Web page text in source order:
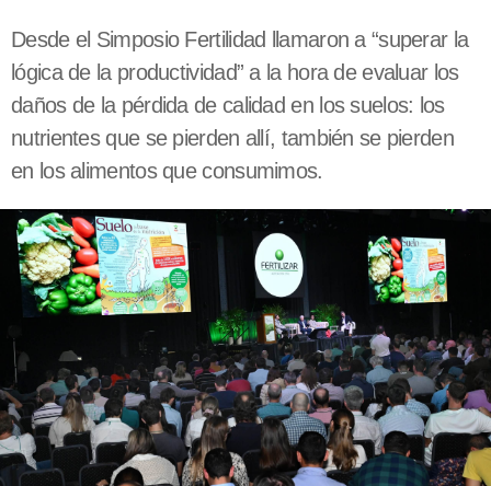
Desde el Simposio Fertilidad llamaron a “superar la
lógica de la productividad” a la hora de evaluar los
daños de la pérdida de calidad en los suelos: los
nutrientes que se pierden allí, también se pierden
en los alimentos que consumimos.